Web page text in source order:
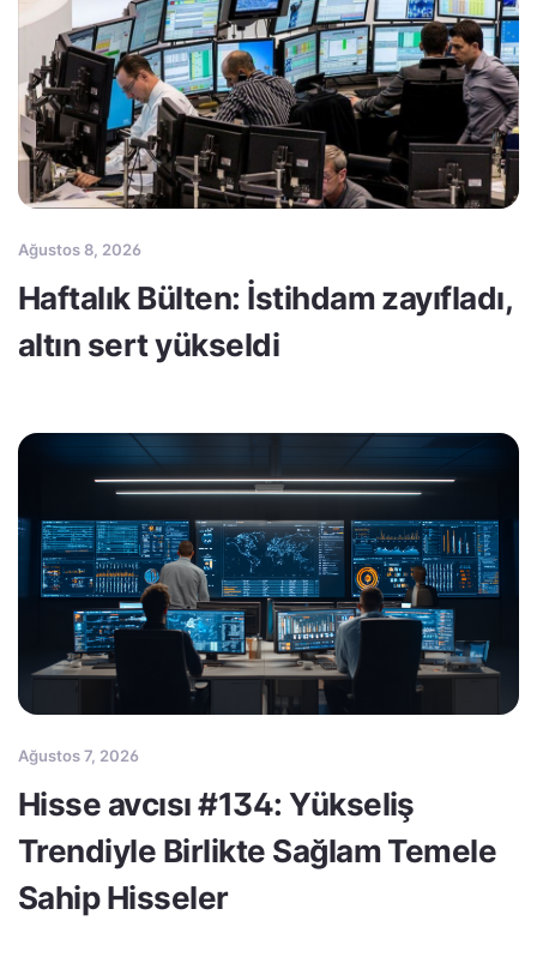
Ağustos 8, 2026
Haftalık Bülten: İstihdam zayıfladı,
altın sert yükseldi
Ağustos 7, 2026
Hisse avcısı #134: Yükseliş
Trendiyle Birlikte Sağlam Temele
Sahip Hisseler